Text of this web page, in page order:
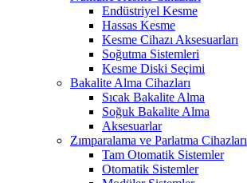
Endüstriyel Kesme
Hassas Kesme
Kesme Cihazı Aksesuarları
Soğutma Sistemleri
Kesme Diski Seçimi
Bakalite Alma Cihazları
Sıcak Bakalite Alma
Soğuk Bakalite Alma
Aksesuarlar
Zımparalama ve Parlatma Cihazları
Tam Otomatik Sistemler
Otomatik Sistemler